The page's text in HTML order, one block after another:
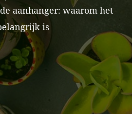
aanhanger: waarom het
is